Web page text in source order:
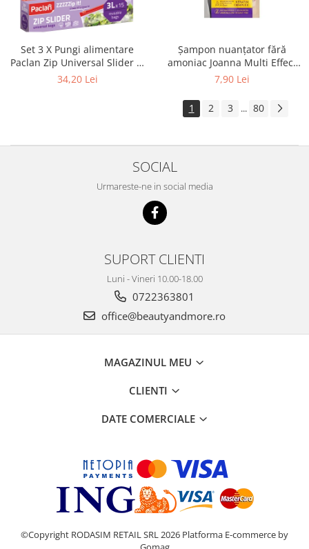
Set 3 X Pungi alimentare
Paclan Zip Universal Slider 3l
15buc
34,20 Lei
Șampon nuanțator fără
amoniac Joanna Multi Effect
05, Roșu Coacăză, 35 ml
7,90 Lei
1 2 3 ... 80
SOCIAL
Urmareste-ne in social media
SUPORT CLIENTI
Luni - Vineri 10.00-18.00
0722363801
office@beautyandmore.ro
MAGAZINUL MEU
CLIENTI
DATE COMERCIALE
©Copyright RODASIM RETAIL SRL 2026 Platforma E-commerce by